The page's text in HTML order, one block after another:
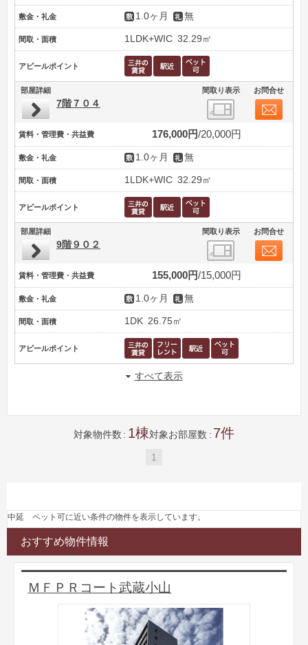
敷金・礼金 1.0ヶ月 無
間取・面積 1LDK+WIC 32.29㎡
アピールポイント
部屋詳細 間取り表示 お問合せ
7階７０４
賃料・管理費・共益費 176,000円 20,000円
敷金・礼金 1.0ヶ月 無
間取・面積 1LDK+WIC 32.29㎡
アピールポイント
部屋詳細 間取り表示 お問合せ
9階９０２
賃料・管理費・共益費 155,000円 15,000円
敷金・礼金 1.0ヶ月 無
間取・面積 1DK 26.75㎡
アピールポイント
すべて表示
対象物件数 1 対象お部屋数 7
1
中延 ペット可に近い条件の物件を表示しています。
おすすめ物件情報
ＭＦＰＲコート武蔵小山